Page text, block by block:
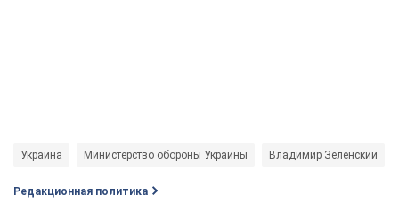
Украина Министерство обороны Украины Владимир Зеленский
Редакционная политика